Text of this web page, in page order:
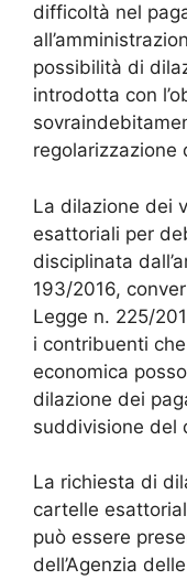
difficoltà nel
possibilità di
introdotta con
regolarizzazione
La dilazione dei
esattoriali per
disciplinata
193/2016,
Legge n. 225/
i contribuenti
economica
dilazione dei
suddivisione del
La richiesta di
cartelle
può essere
dell’Agenzia